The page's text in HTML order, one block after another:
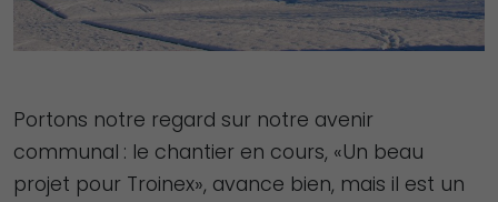
Portons notre regard sur notre avenir
communal : le chantier en cours, «Un beau
projet pour Troinex», avance bien, mais il est un